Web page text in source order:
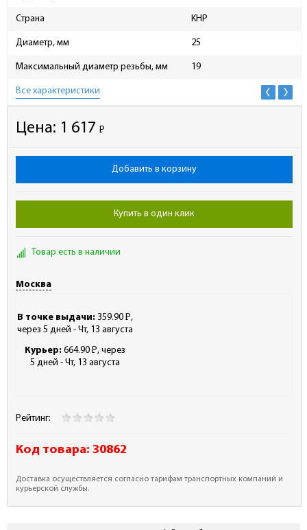
Страна КНР
Диаметр, мм 25
Максимальный диаметр резьбы, мм 19
Все характеристики
Цена: 1 617 Р
-
Добавить в корзину
Купить в один клик
Товар есть в наличии
Москва
В точке выдачи: 359.90 Р
- ,
через 5 дней - Чт, 13 августа
Курьер: 664.90 Р
- , через
5 дней - Чт, 13 августа
Рейтинг:
Код товара: 30862
Доставка осуществляется согласно тарифам транспортных компаний и
курьерской службы.